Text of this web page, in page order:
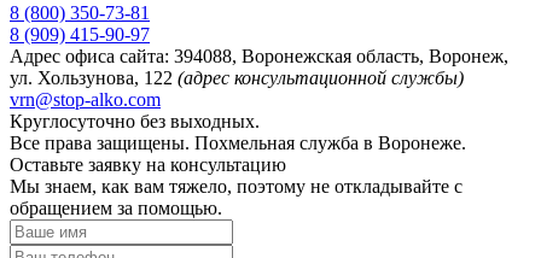
8 (800) 350-73-81
8 (909) 415-90-97
Адрес офиса сайта: 394088, Воронежская область, Воронеж,
ул. Хользунова, 122 (адрес консультационной службы)
vrn@stop-alko.com
Круглосуточно без выходных.
Все права защищены. Похмельная служба в Воронеже.
Оставьте заявку на консультацию
Мы знаем, как вам тяжело, поэтому не откладывайте с
обращением за помощью.